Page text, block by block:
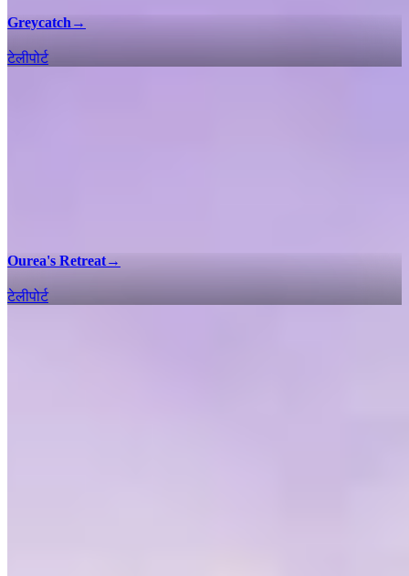
Greycatch →
टेलीपोर्ट
Ourea's Retreat→
टेलीपोर्ट